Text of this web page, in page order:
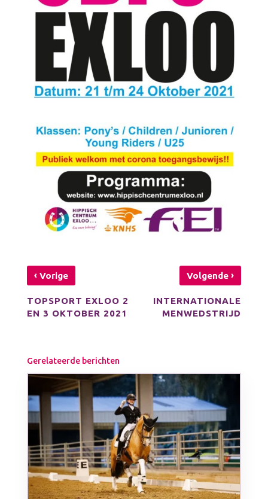
‹Vorige
TOPSPORT EXLOO 2
EN 3 OKTOBER 2021
Volgende›
INTERNATIONALE
MENWEDSTRIJD
Gerelateerde berichten